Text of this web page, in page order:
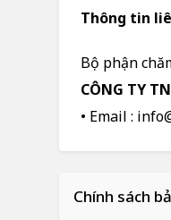
Thông tin
Bộ phận
CÔNG TY
• Email :
Chính sách